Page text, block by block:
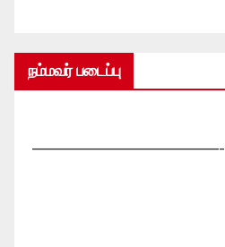
நம்மவர் படைப்பு
—————————————-